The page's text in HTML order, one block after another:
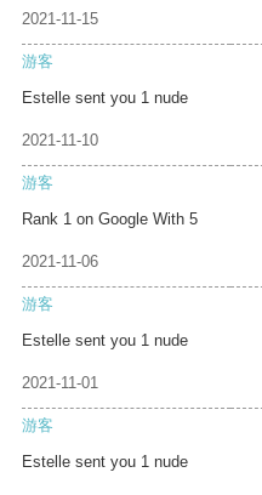
2021-11-15
游客
Estelle sent you 1 nude
2021-11-10
游客
Rank 1 on Google With 5
2021-11-06
游客
Estelle sent you 1 nude
2021-11-01
游客
Estelle sent you 1 nude